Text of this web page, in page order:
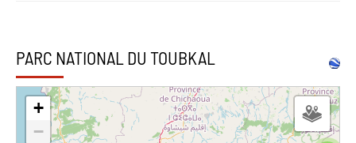
PARC NATIONAL DU TOUBKAL
+
−